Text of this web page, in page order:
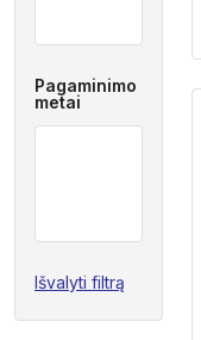
Pagaminimo
metai
Išvalyti filtrą